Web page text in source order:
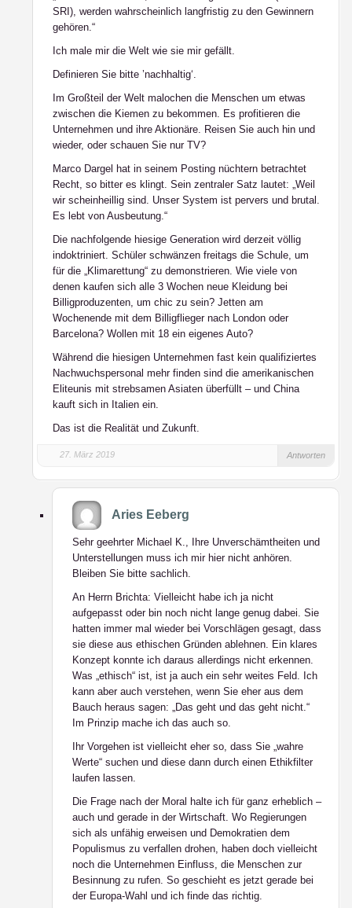
SRI), werden wahrscheinlich langfristig zu den Gewinnern
gehören.“
Ich male mir die Welt wie sie mir gefällt.
Definieren Sie bitte ’nachhaltig‘.
Im Großteil der Welt malochen die Menschen um etwas
zwischen die Kiemen zu bekommen. Es profitieren die
Unternehmen und ihre Aktionäre. Reisen Sie auch hin und
wieder, oder schauen Sie nur TV?
Marco Dargel hat in seinem Posting nüchtern betrachtet
Recht, so bitter es klingt. Sein zentraler Satz lautet: „Weil
wir scheinheillig sind. Unser System ist pervers und brutal.
Es lebt von Ausbeutung.“
Die nachfolgende hiesige Generation wird derzeit völlig
indoktriniert. Schüler schwänzen freitags die Schule, um
für die „Klimarettung“ zu demonstrieren. Wie viele von
denen kaufen sich alle 3 Wochen neue Kleidung bei
Billigproduzenten, um chic zu sein? Jetten am
Wochenende mit dem Billigflieger nach London oder
Barcelona? Wollen mit 18 ein eigenes Auto?
Während die hiesigen Unternehmen fast kein qualifiziertes
Nachwuchspersonal mehr finden sind die amerikanischen
Eliteunis mit strebsamen Asiaten überfüllt – und China
kauft sich in Italien ein.
Das ist die Realität und Zukunft.
27. März 2019 Antworten
Aries Eeberg
Sehr geehrter Michael K., Ihre Unverschämtheiten und
Unterstellungen muss ich mir hier nicht anhören.
Bleiben Sie bitte sachlich.
An Herrn Brichta: Vielleicht habe ich ja nicht
aufgepasst oder bin noch nicht lange genug dabei. Sie
hatten immer mal wieder bei Vorschlägen gesagt, dass
sie diese aus ethischen Gründen ablehnen. Ein klares
Konzept konnte ich daraus allerdings nicht erkennen.
Was „ethisch“ ist, ist ja auch ein sehr weites Feld. Ich
kann aber auch verstehen, wenn Sie eher aus dem
Bauch heraus sagen: „Das geht und das geht nicht.“
Im Prinzip mache ich das auch so.
Ihr Vorgehen ist vielleicht eher so, dass Sie „wahre
Werte“ suchen und diese dann durch einen Ethikfilter
laufen lassen.
Die Frage nach der Moral halte ich für ganz erheblich –
auch und gerade in der Wirtschaft. Wo Regierungen
sich als unfähig erweisen und Demokratien dem
Populismus zu verfallen drohen, haben doch vielleicht
noch die Unternehmen Einfluss, die Menschen zur
Besinnung zu rufen. So geschieht es jetzt gerade bei
der Europa-Wahl und ich finde das richtig.